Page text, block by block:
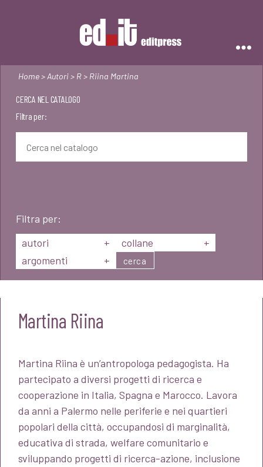
Home> Autori> R> Riina Martina
CERCA NEL CATALOGO
Filtra per:
Filtra per:
autori
+ collane
+
argomenti
+ cerca
Martina Riina
Martina Riina è un’antropologa pedagogista. Ha
partecipato a diversi progetti di ricerca e
cooperazione in Italia, Spagna e Marocco. Lavora
da anni a Palermo nelle periferie e nei quartieri
popolari della città, occupandosi di marginalità,
educativa di strada, welfare comunitario e
sviluppando progetti di ricerca-azione, inclusione